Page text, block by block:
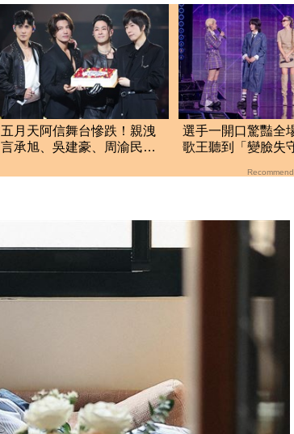
五月天阿信舞台慘跌！親洩
言承旭、吳建豪、周渝民
選手一開口驚豔全
歌王聽到「變臉